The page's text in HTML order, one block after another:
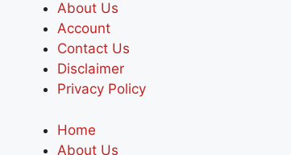
About Us
Account
Contact Us
Disclaimer
Privacy Policy
Home
About Us